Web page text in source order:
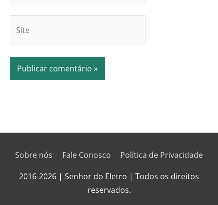
Sobre nós Fale Conosco
Política de Privacidade
2016-2026 | Senhor do Eletro | Todos os direitos
reservados.